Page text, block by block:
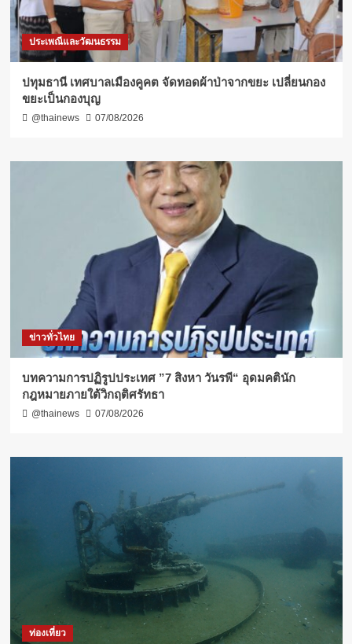
ประเพณีและวัฒนธรรม
ปทุมธานี เทศบาลเมืองคูคต จัดทอดผ้าป่าจากขยะ เปลี่ยนกอง
ขยะเป็นกองบุญ
@thainews 07/08/2026
ข่าวทั่วไทย
บทความการปฏิรูปประเทศ ”7 สิงหา วันรพี“ อุดมคตินัก
กฎหมายภายใต้วิกฤติศรัทธา
@thainews 07/08/2026
ท่องเที่ยว